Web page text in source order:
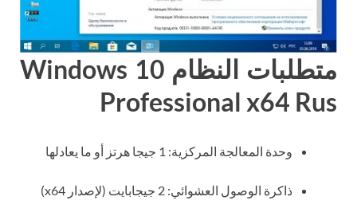
متطلبات النظام Windows 10
Professional x64 Rus
وحدة المعالجة المركزية: 1 جيجا هرتز أو ما يعادلها
ذاكرة الوصول العشوائي: 2 جيجابايت (لإصدار x64)